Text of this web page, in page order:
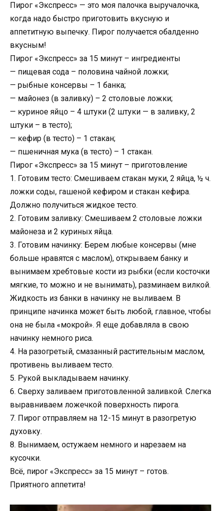
Пирог «Экспресс» — это моя палочка выручалочка,
когда надо быстро приготовить вкусную и
аппетитную выпечку. Пирог получается обалденно
вкусным!
Пирог «Экспресс» за 15 минут – ингредиенты
— пищевая сода – половина чайной ложки;
— рыбные консервы – 1 банка;
— майонез (в заливку) – 2 столовые ложки;
— куриное яйцо – 4 штуки (2 штуки — в заливку, 2
штуки – в тесто);
— кефир (в тесто) – 1 стакан;
— пшеничная мука (в тесто) – 1 стакан.
Пирог «Экспресс» за 15 минут – приготовление
1. Готовим тесто: Смешиваем стакан муки, 2 яйца, ½ ч.
ложки соды, гашеной кефиром и стакан кефира.
Должно получиться жидкое тесто.
2. Готовим заливку: Смешиваем 2 столовые ложки
майонеза и 2 куриных яйца.
3. Готовим начинку: Берем любые консервы (мне
больше нравятся с маслом), открываем банку и
вынимаем хребтовые кости из рыбки (если косточки
мягкие, то можно и не вынимать), разминаем вилкой.
Жидкость из банки в начинку не выливаем. В
принципе начинка может быть любой, главное, чтобы
она не была «мокрой». Я еще добавляла в свою
начинку немного риса.
4. На разогретый, смазанный растительным маслом,
противень выливаем тесто.
5. Рукой выкладываем начинку.
6. Сверху заливаем приготовленной заливкой. Слегка
выравниваем ложечкой поверхность пирога.
7. Пирог отправляем на 12-15 минут в разогретую
духовку.
8. Вынимаем, остужаем немного и нарезаем на
кусочки.
Всё, пирог «Экспресс» за 15 минут – готов.
Приятного аппетита!